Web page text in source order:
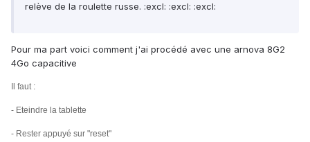
relève de la roulette russe. :excl: :excl: :excl:
Pour ma part voici comment j'ai procédé avec une arnova 8G2
4Go capacitive
Il faut :
- Eteindre la tablette
- Rester appuyé sur "reset"